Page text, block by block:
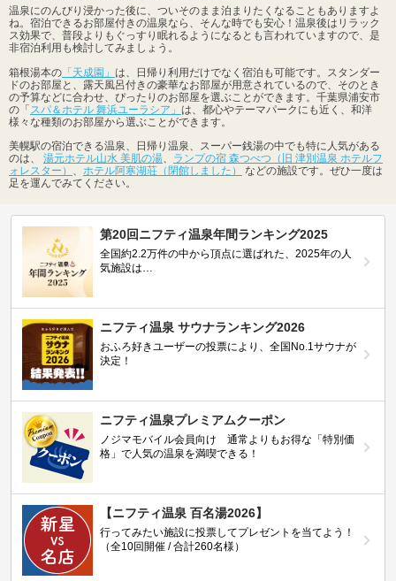
温泉にのんびり浸かった後に、ついそのまま泊まりたくなることもありますよ
ね。宿泊できるお部屋付きの温泉なら、そんな時でも安心！温泉後はリラック
ス効果で、普段よりもぐっすり眠れるようになるとも言われていますので、是
非宿泊利用も検討してみましょう。
箱根湯本の 「天成園」 は、日帰り利用だけでなく宿泊も可能です。スタンダー
ドのお部屋と、露天風呂付きの豪華なお部屋が用意されているので、そのとき
の予算などに合わせ、ぴったりのお部屋を選ぶことができます。千葉県浦安市
の「スパ＆ホテル 舞浜ユーラシア」 は、都心やテーマパークにも近く、和洋
様々な種類のお部屋から選ぶことができます。
美幌駅の宿泊できる温泉、日帰り温泉、スーパー銭湯の中でも特に人気がある
のは、 湯元ホテル山水 美肌の湯、 ランプの宿 森つべつ（旧 津別温泉 ホテルフ
ォレスター） 、 ホテル阿寒湖荘（閉館しました）
などの施設です。ぜひ一度は
足を運んでみてください。
第20回ニフティ温泉年間ランキング2025
全国約2.2万件の中から頂点に選ばれた、2025年の人
気施設は…
ニフティ温泉 サウナランキング2026
おふろ好きユーザーの投票により、全国No.1サウナが
決定！
ニフティ温泉プレミアムクーポン
ノジマモバイル会員向け 通常よりもお得な「特別価
格」で人気の温泉を満喫できる！
【ニフティ温泉 百名湯2026】
行ってみたい施設に投票してプレゼントを当てよう！
（全10回開催 / 合計260名様）